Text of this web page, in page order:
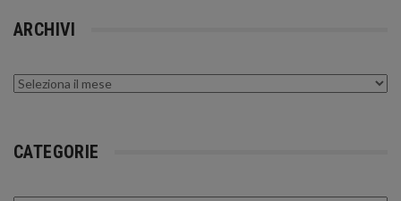
ARCHIVI
Archivi
CATEGORIE